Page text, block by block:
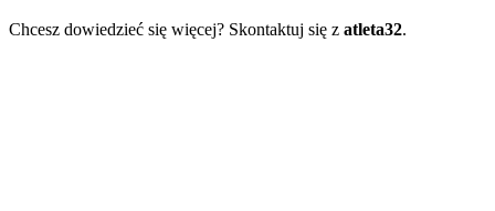
Chcesz dowiedzieć się więcej? Skontaktuj się z atleta32.